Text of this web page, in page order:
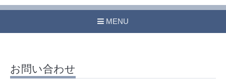
MENU
お問い合わせ